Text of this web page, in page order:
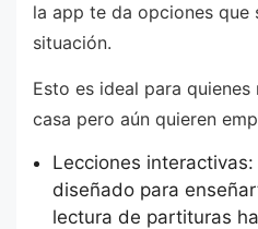
la app te da opciones que
situación.
Esto es ideal para
casa pero aún quieren
Lecciones
diseñado para
lectura de partituras